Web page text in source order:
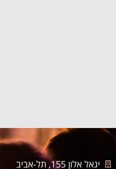
יגאל אלון 155, תל-אביב